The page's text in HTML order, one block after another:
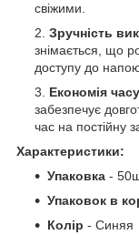
свіжими.
Зручність
знімається, що
доступу до
Економія
забезпечує
час на постійну
Характеристики:
Упаковка -
Упаковок в
Колір - Синяя